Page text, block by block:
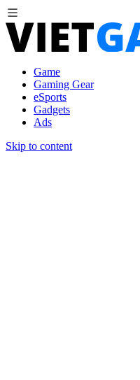
Game
Gaming Gear
eSports
Gadgets
Ads
Skip to content